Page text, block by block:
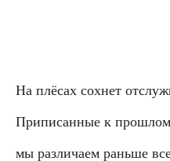
На плёсах сохнет
Приписанные к
мы различаем раньше